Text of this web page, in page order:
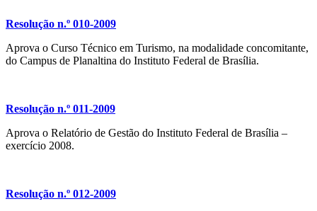
Resolução n.º 010-2009
Aprova o Curso Técnico em Turismo, na modalidade concomitante,
do Campus de Planaltina do Instituto Federal de Brasília.
Resolução n.º 011-2009
Aprova o Relatório de Gestão do Instituto Federal de Brasília –
exercício 2008.
Resolução n.º 012-2009